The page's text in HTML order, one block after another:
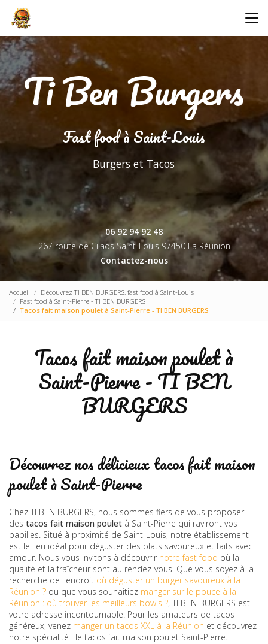
contenu
principal
Fast food à Saint-Louis
Burgers et Tacos
06 92 94 92 48
267 route de Cilaos Saint-Louis 97450 La Réunion
Contactez-nous
Accueil
Découvrez TI BEN BURGERS, fast food à Saint-Louis
Fast food à Saint-Pierre - TI BEN BURGERS
Tacos fait maison poulet à Saint-Pierre - TI BEN BURGERS
Tacos fait maison poulet à
Saint-Pierre - TI BEN
BURGERS
Découvrez nos délicieux tacos fait maison
poulet à Saint-Pierre
Chez TI BEN BURGERS, nous sommes fiers de vous proposer
des tacos fait maison poulet à Saint-Pierre qui raviront vos
papilles. Situé à proximité de Saint-Louis, notre établissement
est le lieu idéal pour déguster des plats savoureux et faits avec
amour. Nous vous invitons à découvrir notre fast food où la
qualité et la fraîcheur sont au rendez-vous. Que vous soyez à la
recherche de l'endroit où déguster un burger savoureux à la
Réunion ? ou que vous souhaitiez manger sur le pouce à la
Réunion : où trouver les meilleurs bowls ?, TI BEN BURGERS est
votre adresse incontournable. Pour les amateurs de tacos
généreux, venez manger un tacos XXL à la Réunion et découvrez
notre spécialité : le tacos fait maison poulet Saint-Pierre.